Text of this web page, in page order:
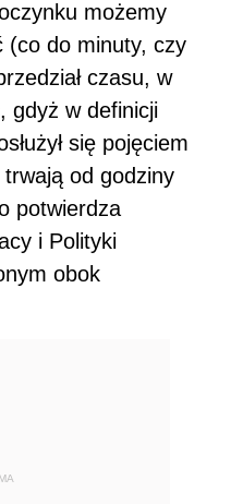
możemy
(co do minuty, czy
czasu, w
gdyż w definicji
się pojęciem
od godziny
potwierdza
i Polityki
obok